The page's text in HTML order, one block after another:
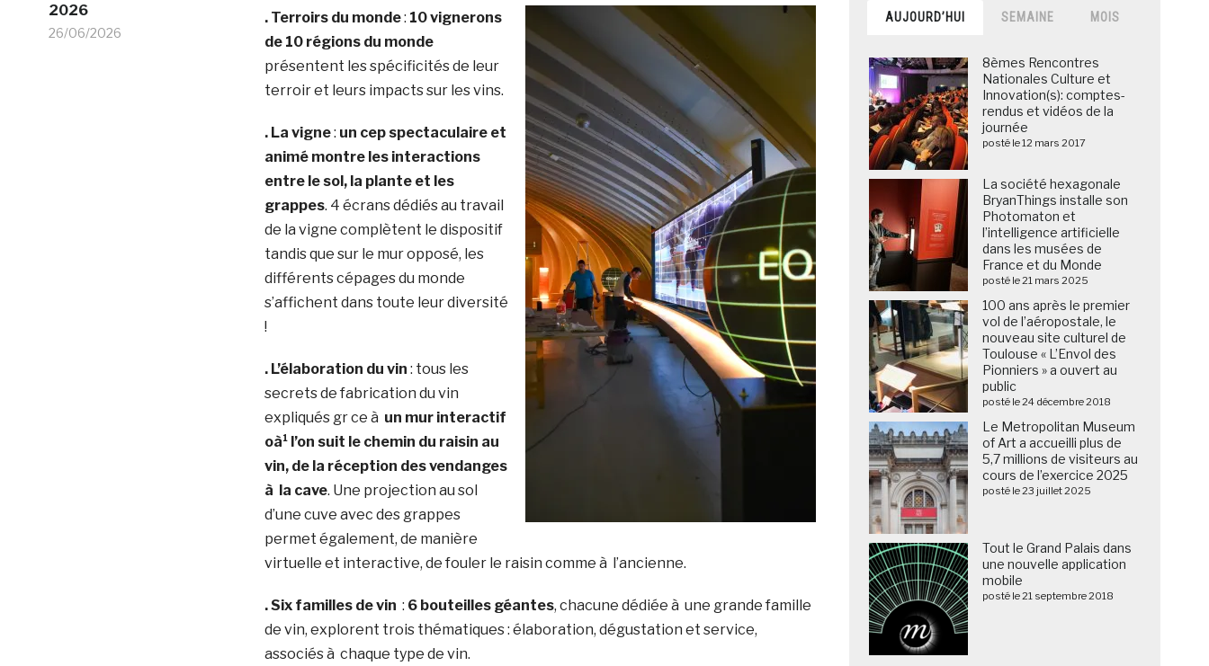
2026
26/06/2026
. Terroirs du monde: 10 vignerons
de 10 régions du monde
présentent les spécificités de leur
terroir et leurs impacts sur les vins.
. La vigne: un cep spectaculaire et
animé montre les interactions
entre le sol, la plante et les
grappes. 4 écrans dédiés au travail
de la vigne complètent le dispositif
tandis que sur le mur opposé, les
différents cépages du monde
s’affichent dans toute leur diversité
!
. L’élaboration du vin : tous les
secrets de fabrication du vin
expliqués gr ce à un mur interactif
oà¹ l’on suit le chemin du raisin au
vin, de la réception des vendanges
à la cave. Une projection au sol
d’une cuve avec des grappes
permet également, de manière
virtuelle et interactive, de fouler le raisin comme à l’ancienne.
. Six familles de vin : 6 bouteilles géantes, chacune dédiée à une grande famille
de vin, explorent trois thématiques : élaboration, dégustation et service,
associés à chaque type de vin.
AUJOURD’HUI SEMAINE MOIS
8èmes Rencontres
Nationales Culture et
Innovation(s): comptes-
rendus et vidéos de la
journée
posté le 12 mars 2017
La société hexagonale
BryanThings installe son
Photomaton et
l’intelligence artificielle
dans les musées de
France et du Monde
posté le 21 mars 2025
100 ans après le premier
vol de l’aéropostale, le
nouveau site culturel de
Toulouse « L’Envol des
Pionniers » a ouvert au
public
posté le 24 décembre 2018
Le Metropolitan Museum
of Art a accueilli plus de
5,7 millions de visiteurs au
cours de l’exercice 2025
posté le 23 juillet 2025
Tout le Grand Palais dans
une nouvelle application
mobile
posté le 21 septembre 2018